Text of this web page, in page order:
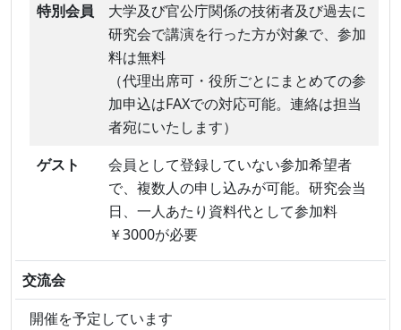
特別会員
大学及び官公庁関係の技術者及び過去に
研究会で講演を行った方が対象で、参加
料は無料
（代理出席可・役所ごとにまとめての参
加申込はFAXでの対応可能。連絡は担当
者宛にいたします）
ゲスト
会員として登録していない参加希望者
で、複数人の申し込みが可能。研究会当
日、一人あたり資料代として参加料
￥3000が必要
交流会
開催を予定しています